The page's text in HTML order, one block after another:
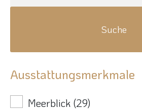
Ausstattungsmerkmale
Meerblick (29)